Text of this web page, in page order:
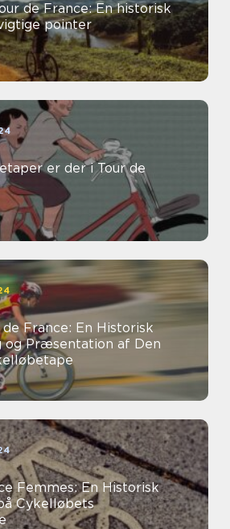
de France: En historisk
pointer
er der i Tour de
France: En Historisk
og Præsentation af Den
Femmes: En Historisk
Cykelløbets